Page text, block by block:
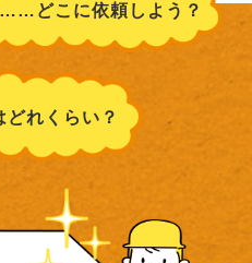
どこに依頼しよう？
どれくらい？